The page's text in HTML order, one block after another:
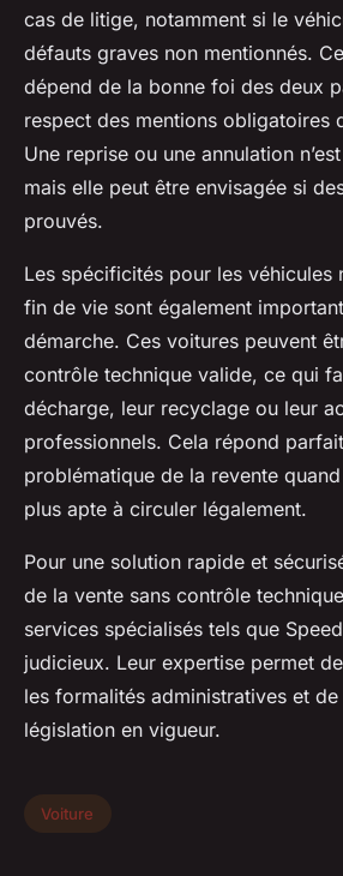
cas de litige, notamment si le
défauts graves non mentionnés.
dépend de la bonne foi des deux
respect des mentions obligatoires
Une reprise ou une annulation
mais elle peut être envisagée si
prouvés.
Les spécificités pour les véhicules
fin de vie sont également
démarche. Ces voitures peuvent
contrôle technique valide, ce qui
décharge, leur recyclage ou leur
professionnels. Cela répond
problématique de la revente quand
plus apte à circuler légalement.
Pour une solution rapide et
de la vente sans contrôle
services spécialisés tels que
judicieux. Leur expertise permet
les formalités administratives et
législation en vigueur.
Voiture